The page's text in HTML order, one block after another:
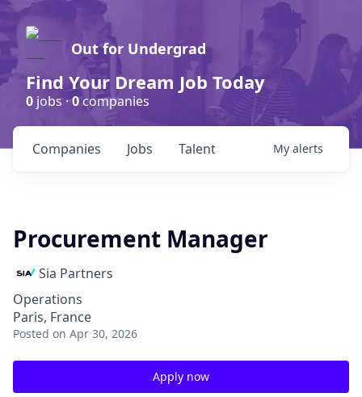
Out for Undergrad
Find Your Dream Job Today
0 jobs ·0companies
Jobs
Companies Talent My alerts
Procurement Manager
Sia Partners
Operations
Paris, France
Posted on Apr 30, 2026
Apply now